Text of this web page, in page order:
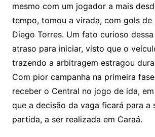
mesmo com um jogador a mais
tempo, tomou a virada, com gols de
Diego Torres. Um fato curioso
atraso para iniciar, visto que o
trazendo a arbitragem estragou
Com pior campanha na primeira
receber o Central no jogo de ida,
que a decisão da vaga ficará para a
partida, a ser realizada em Caraá.